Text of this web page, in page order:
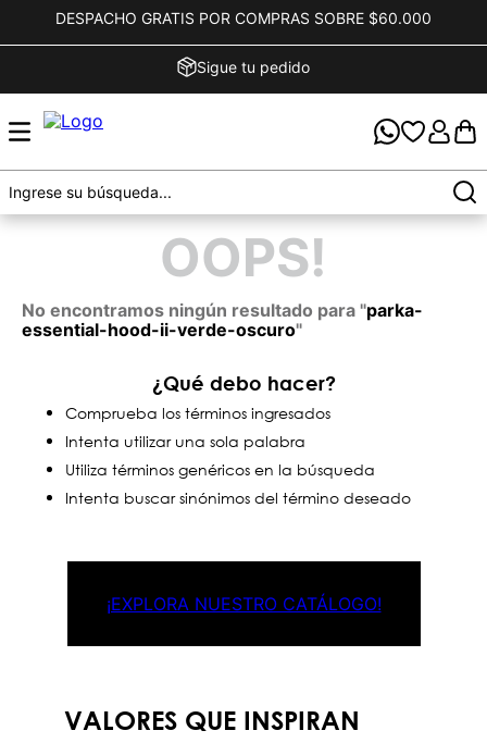
DESPACHO GRATIS POR COMPRAS SOBRE $60.000
Sigue tu pedido
OOPS!
No encontramos ningún resultado para "parka-
essential-hood-ii-verde-oscuro"
¿Qué debo hacer?
Comprueba los términos ingresados
Intenta utilizar una sola palabra
Utiliza términos genéricos en la búsqueda
Intenta buscar sinónimos del término deseado
¡EXPLORA NUESTRO CATÁLOGO!
VALORES QUE INSPIRAN